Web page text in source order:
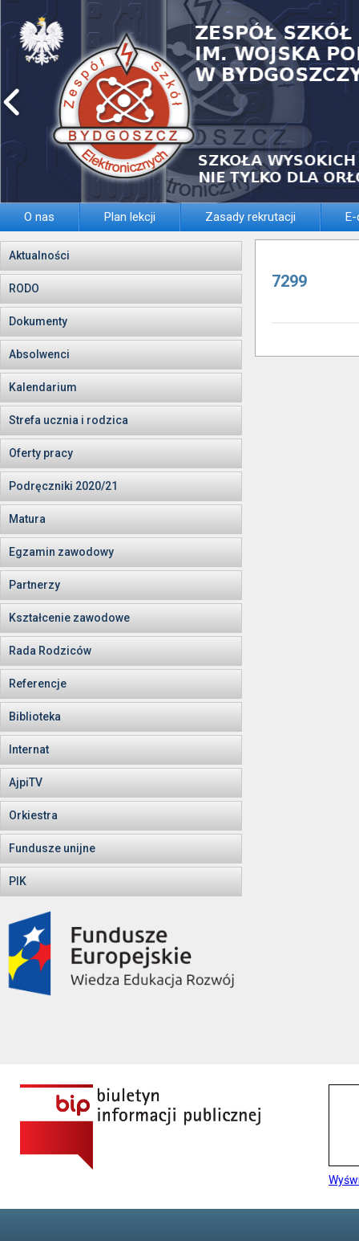
O nas Plan lekcji Zasady rekrutacji
Aktualności
RODO
Dokumenty
Absolwenci
Kalendarium
Strefa ucznia i rodzica
Oferty pracy
Podręczniki 2020/21
Matura
Egzamin zawodowy
Partnerzy
Kształcenie zawodowe
Rada Rodziców
Referencje
Biblioteka
Internat
AjpiTV
Orkiestra
Fundusze unijne
PIK
7299